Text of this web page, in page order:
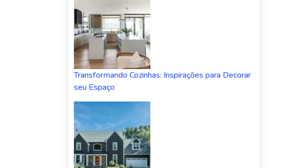
Transformando Cozinhas: Inspirações para Decorar
seu Espaço